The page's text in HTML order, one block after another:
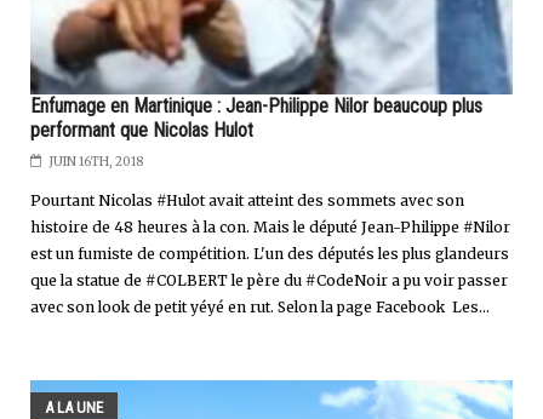
Enfumage en Martinique : Jean-Philippe Nilor beaucoup plus
performant que Nicolas Hulot
JUIN 16TH, 2018
Pourtant Nicolas #Hulot avait atteint des sommets avec son
histoire de 48 heures à la con. Mais le député Jean-Philippe #Nilor
est un fumiste de compétition. L'un des députés les plus glandeurs
que la statue de #COLBERT le père du #CodeNoir a pu voir passer
avec son look de petit yéyé en rut. Selon la page Facebook Les...
A LA UNE